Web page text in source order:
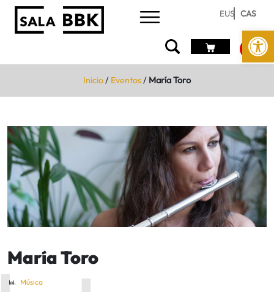
Abrir
EUS CAS
Inicio/ Eventos/ María Toro
María Toro
Música